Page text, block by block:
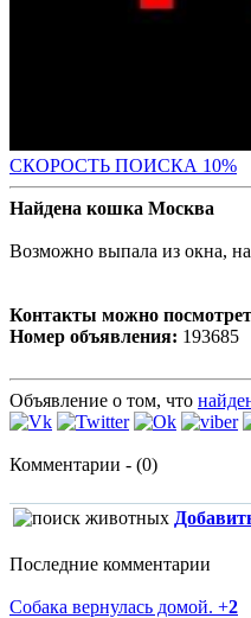
СКОРОСТЬ ПОИСКА 10%
Найдена кошка Москва
Возможно выпала из окна,
Контакты можно
Номер объявления: 193685
Объявление о том, что
Комментарии - (0)
Последние комментарии
Собака вернулась домой. +2